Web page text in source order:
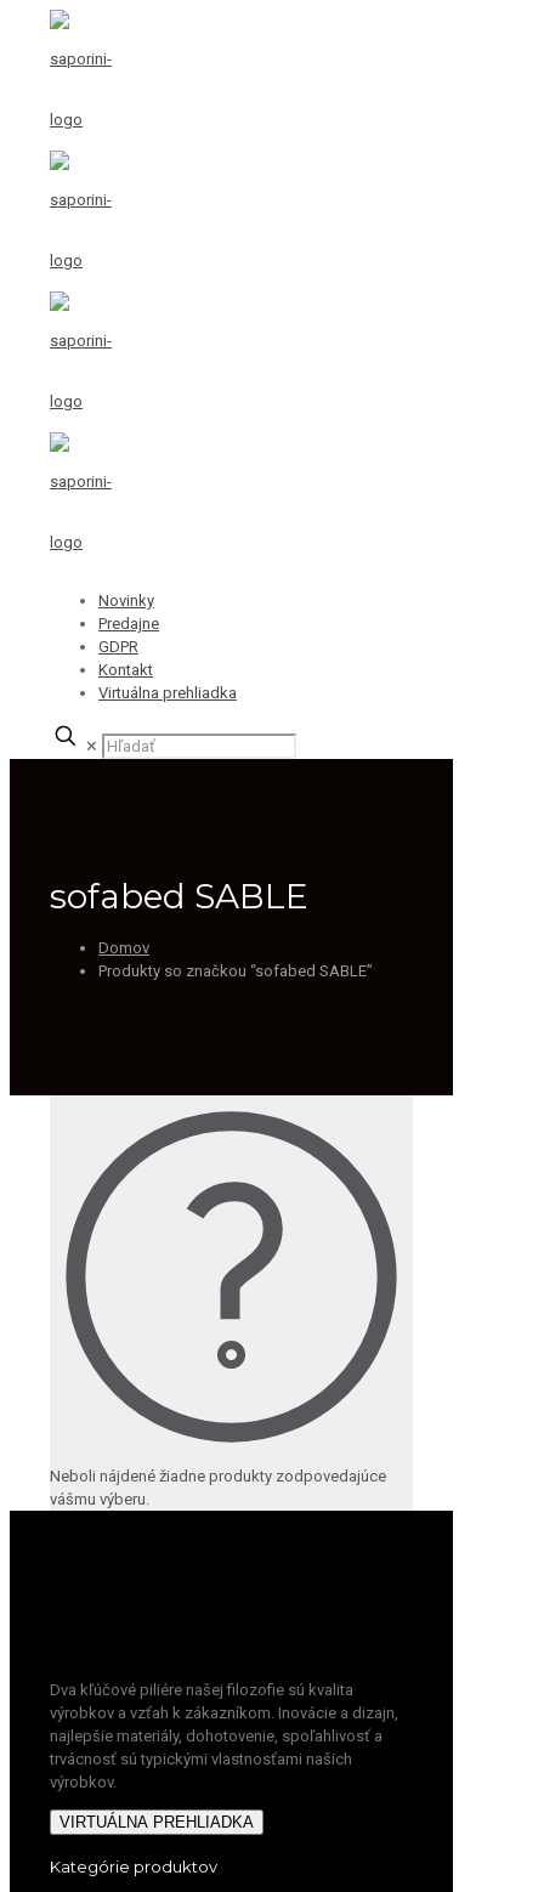
Novinky
Predajne
GDPR
Kontakt
Virtuálna prehliadka
✕
sofabed SABLE
Domov
Produkty so značkou “sofabed SABLE”
Neboli nájdené žiadne produkty zodpovedajúce
vášmu výberu.
Dva kľúčové piliére našej filozofie sú kvalita
výrobkov a vzťah k zákazníkom. Inovácie a dizajn,
najlepšie materiály, dohotovenie, spoľahlivosť a
trvácnosť sú typickými vlastnosťami našich
výrobkov.
VIRTUÁLNA PREHLIADKA
Kategórie produktov